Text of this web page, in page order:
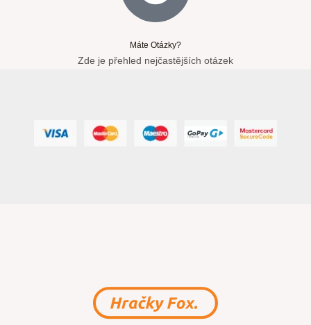
Máte Otázky?
Zde je přehled nejčastějších otázek